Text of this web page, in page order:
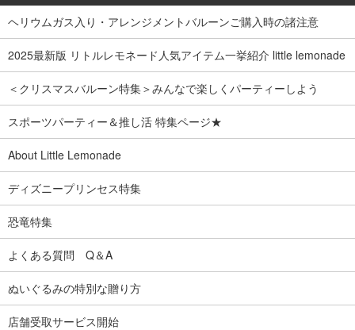
ヘリウムガス入り・アレンジメントバルーンご購入時の諸注意
2025最新版 リトルレモネード人気アイテム一挙紹介 little lemonade
＜クリスマスバルーン特集＞みんなで楽しくパーティーしよう
スポーツパーティー＆推し活 特集ページ★
About Little Lemonade
ディズニープリンセス特集
恐竜特集
よくある質問 Q＆A
ぬいぐるみの特別な贈り方
店舗受取サービス開始